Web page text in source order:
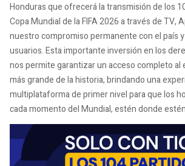
Honduras que ofrecerá la transmisión de los
Copa Mundial de la FIFA 2026 a través de TV,
nuestro compromiso permanente con el país
usuarios. Esta importante inversión en los
nos permite garantizar un acceso completo
más grande de la historia, brindando una
multiplataforma de primer nivel para que los
cada momento del Mundial, estén donde